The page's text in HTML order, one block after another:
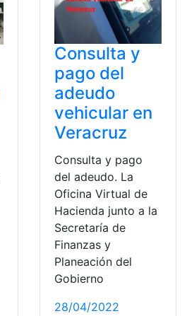
Consulta y
pago del
adeudo
vehicular en
Veracruz
Consulta y pago
del adeudo. La
Oficina Virtual de
Hacienda junto a la
Secretaría de
Finanzas y
Planeación del
Gobierno
28/04/2022